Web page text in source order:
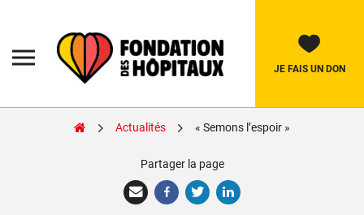
des
Hôpitaux
JE FAIS UN DON
Actualités « Semons l’espoir »
Partager la page